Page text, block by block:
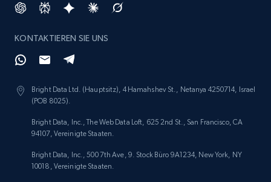
KONTAKTIEREN SIE UNS
Bright Data Ltd. (Hauptsitz), 4 Hamahshev St., Netanya 4250714, Israel
(POB 8025).
Bright Data, Inc., The Web Data Loft, 625 2nd St., San Francisco, CA
94107, Vereinigte Staaten.
Bright Data, Inc., 500 7th Ave, 9. Stock Büro 9A1234, New York, NY
10018, Vereinigte Staaten.